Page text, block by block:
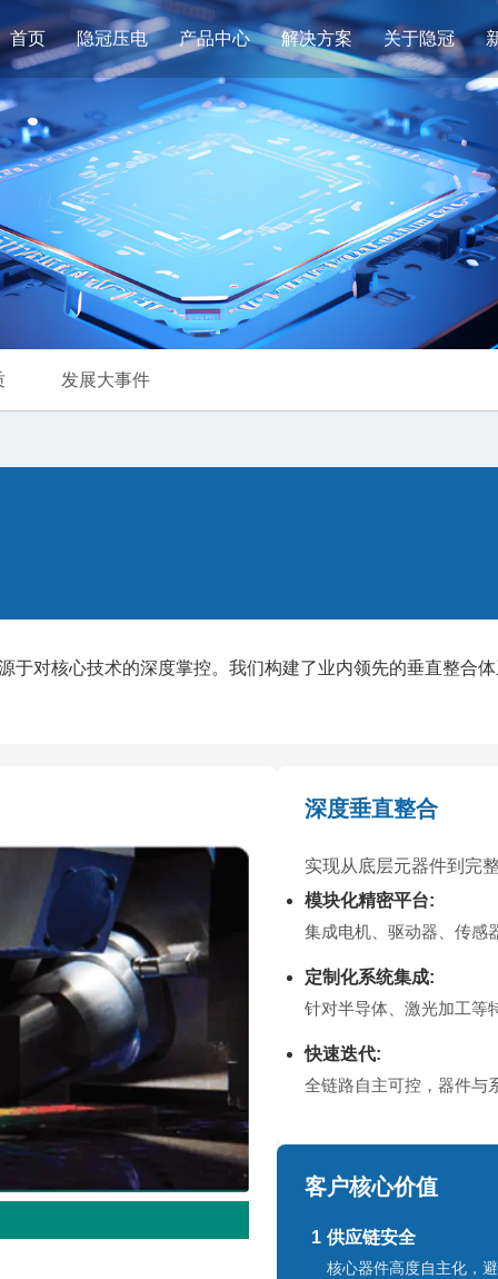
首页 隐冠压电 产品中心 解决方案 关于隐冠
发展大事件
于对核心技术的深度掌控。我们构建了业内领先的垂直整合
深度垂直整合
实现从底层元器件到完
模块化精密平台:
集成电机、驱动器、传感
定制化系统集成:
针对半导体、激光加工等
快速迭代:
全链路自主可控，器件与
客户核心价值
1 供应链安全
核心器件高度自主化，